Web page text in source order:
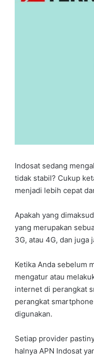
Indosat sedang
tidak stabil? Cukup
menjadi lebih cepat
Apakah yang
yang merupakan
3G, atau 4G, dan juga
Ketika Anda sebelum
mengatur atau
internet di perangkat
perangkat
digunakan.
Setiap provider
halnya APN Indosat